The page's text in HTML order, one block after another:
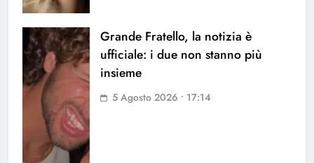
Grande Fratello, la notizia è
ufficiale: i due non stanno più
insieme
5 Agosto 2026 • 17:14